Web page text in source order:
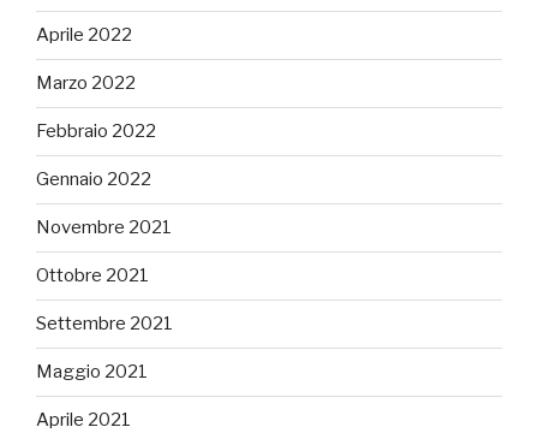
Aprile 2022
Marzo 2022
Febbraio 2022
Gennaio 2022
Novembre 2021
Ottobre 2021
Settembre 2021
Maggio 2021
Aprile 2021